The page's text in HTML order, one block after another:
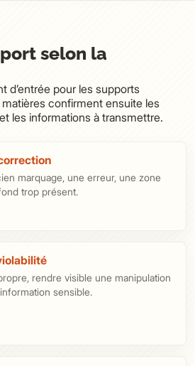
selon la
d’entrée pour les supports
confirment ensuite les
les informations à transmettre.
marquage, une erreur, une zone
trop présent.
rendre visible une manipulation
sensible.